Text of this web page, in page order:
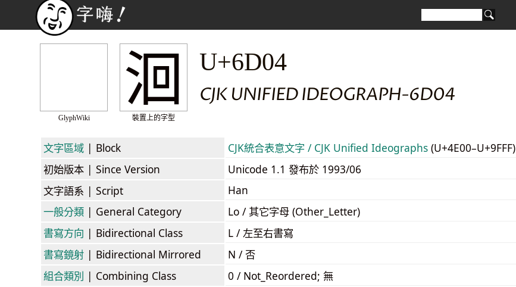
GlyphWiki
洄
裝置上的字型
U+6D04
CJK UNIFIED IDEOGRAPH-6D04
文字區域 | Block CJK統合表意文字 / CJK Unified Ideographs (U+4E00–U+9FFF)
初始版本 | Since Version
Unicode 1.1 發布於 1993/06
文字語系 | Script
Han
一般分類 | General Category
Lo / 其它字母 (Other_Letter)
書寫方向 | Bidirectional Class
L / 左至右書寫
書寫鏡射 | Bidirectional Mirrored
N / 否
組合類別 | Combining Class
0 / Not_Reordered; 無